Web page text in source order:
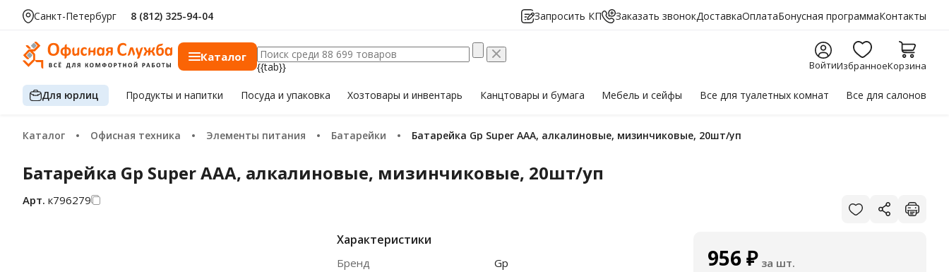
Санкт-Петербург 8 (812) 325-94-04 Запросить КП Заказать звонокДоставкаОплатаБонусная программаКонтакты
Каталог
{{tab}} ВойтиИзбранноеКорзина
Для юрлиц Продуктыи напитки Посуда и упаковка Хозтоварыи инвентарь Канцтовары и бумага Мебельи сейфы Все для туалетных комнат Все для салонов
Каталог Офисная техника Элементы питания Батарейки Батарейка Gp Super AAA, алкалиновые, мизинчиковые, 20шт/уп
Батарейка Gp Super AAA, алкалиновые, мизинчиковые, 20шт/уп
Арт. к796279
Характеристики
Бренд Gp 956₽ за шт.